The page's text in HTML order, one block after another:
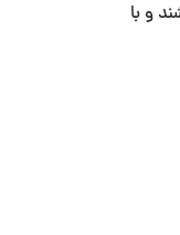
بخشند و با